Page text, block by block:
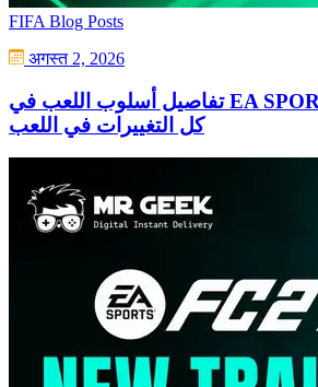
FIFA Blog Posts
अगस्त 2, 2026
تفاصيل أسلوب اللعب في EA SPORTS FC 27: شرح
كل التغييرات في اللعب